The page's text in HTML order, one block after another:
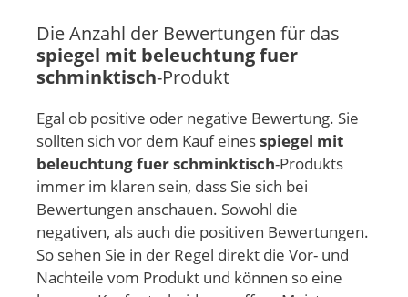
Die Anzahl der Bewertungen für das
spiegel mit beleuchtung fuer
schminktisch-Produkt
Egal ob positive oder negative Bewertung. Sie
sollten sich vor dem Kauf einesspiegel mit
beleuchtung fuer schminktisch-Produkts
immer im klaren sein, dass Sie sich bei
Bewertungen anschauen. Sowohl die
negativen, als auch die positiven Bewertungen.
So sehen Sie in der Regel direkt die Vor- und
Nachteile vom Produkt und können so eine